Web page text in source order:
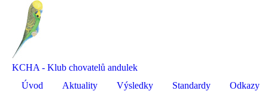
KCHA - Klub chovatelů andulek
Úvod
Aktuality Výsledky Standardy Odkazy